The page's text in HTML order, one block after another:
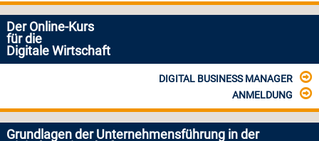
Der Online-Kurs
für die
Digitale Wirtschaft
DIGITAL BUSINESS MANAGER
ANMELDUNG
Grundlagen der Unternehmensführung in der